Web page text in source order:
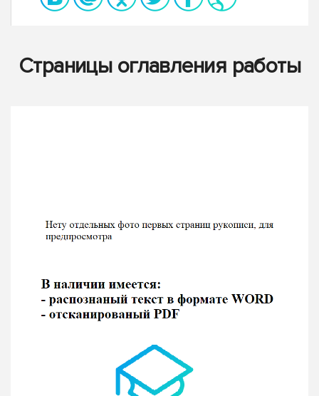
Страницы оглавления работы